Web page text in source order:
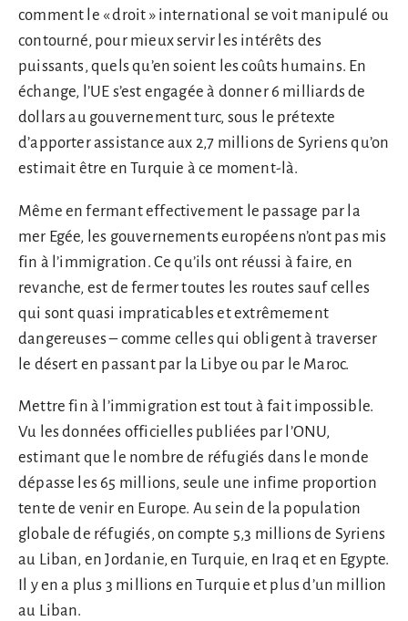
comment le « droit » international se voit manipulé ou
contourné, pour mieux servir les intérêts des
puissants, quels qu’en soient les coûts humains. En
échange, l’UE s’est engagée à donner 6 milliards de
dollars au gouvernement turc, sous le prétexte
d’apporter assistance aux 2,7 millions de Syriens qu’on
estimait être en Turquie à ce moment-là.
Même en fermant effectivement le passage par la
mer Egée, les gouvernements européens n’ont pas mis
fin à l’immigration. Ce qu’ils ont réussi à faire, en
revanche, est de fermer toutes les routes sauf celles
qui sont quasi impraticables et extrêmement
dangereuses – comme celles qui obligent à traverser
le désert en passant par la Libye ou par le Maroc.
Mettre fin à l’immigration est tout à fait impossible.
Vu les données officielles publiées par l’ONU,
estimant que le nombre de réfugiés dans le monde
dépasse les 65 millions, seule une infime proportion
tente de venir en Europe. Au sein de la population
globale de réfugiés, on compte 5,3 millions de Syriens
au Liban, en Jordanie, en Turquie, en Iraq et en Egypte.
Il y en a plus 3 millions en Turquie et plus d’un million
au Liban.